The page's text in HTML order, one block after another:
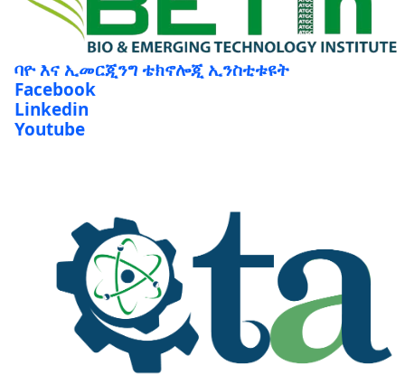
ባዮ እና ኢመርጂንግ ቴክኖሎጂ ኢንስቲቱዩት
Facebook
Linkedin
Youtube